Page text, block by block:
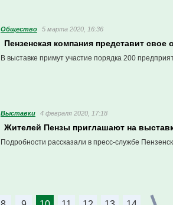
Общество 5 марта 2020, 16:36
Пензенская компания представит
В выставке примут участие порядка 200
Выставки 4 февраля 2020, 17:18
Жителей Пензы приглашают на
Подробности рассказали в пресс-службе